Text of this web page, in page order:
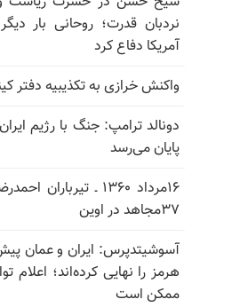
نردبان قدرت؛ روحانی بار
آمریکا دفاع کرد
واکنش خرازی به تکذیبیه دفتر
دونالد ترامپ: جنگ با رژیم
پایان می‌رسد
۱۶مرداد ۱۳۶۰ ـ
۳۷مجاهد در اوین
آسوشیتدپرس: ایران و عمان
هرمز را نهایی کرده‌اند؛ اعلام
ممکن است